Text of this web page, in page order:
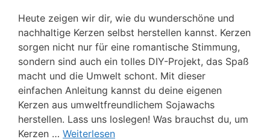
Heute zeigen wir dir, wie du wunderschöne und
nachhaltige Kerzen selbst herstellen kannst. Kerzen
sorgen nicht nur für eine romantische Stimmung,
sondern sind auch ein tolles DIY-Projekt, das Spaß
macht und die Umwelt schont. Mit dieser
einfachen Anleitung kannst du deine eigenen
Kerzen aus umweltfreundlichem Sojawachs
herstellen. Lass uns loslegen! Was brauchst du, um
Kerzen … Weiterlesen